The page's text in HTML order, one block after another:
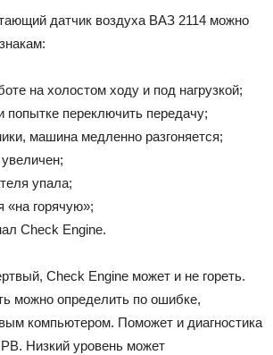
датчик воздуха ВАЗ 2114 можно
на холостом ходу и под нагрузкой;
попытке переключить передачу;
машина медленно разгоняется;
упала;
«на горячую»;
Check Engine.
Check Engine может и не гореть.
можно определить по ошибке,
компьютером. Поможет и диагностика
Низкий уровень может